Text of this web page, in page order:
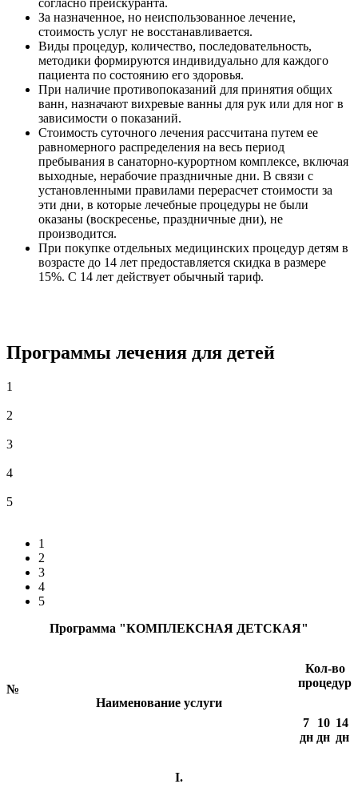
согласно прейскуранта.
За назначенное, но неиспользованное лечение,
стоимость услуг не восстанавливается.
Виды процедур, количество, последовательность,
методики формируются индивидуально для каждого
пациента по состоянию его здоровья.
При наличие противопоказаний для принятия общих
ванн, назначают вихревые ванны для рук или для ног в
зависимости о показаний.
Стоимость суточного лечения рассчитана путем ее
равномерного распределения на весь период
пребывания в санаторно-курортном комплексе, включая
выходные, нерабочие праздничные дни. В связи с
установленными правилами перерасчет стоимости за
эти дни, в которые лечебные процедуры не были
оказаны (воскресенье, праздничные дни), не
производится.
При покупке отдельных медицинских процедур детям в
возрасте до 14 лет предоставляется скидка в размере
15%. С 14 лет действует обычный тариф.
Программы лечения для детей
1
2
3
4
5
1
2
3
4
5
Программа "КОМПЛЕКСНАЯ ДЕТСКАЯ"
№
Наименование услуги
Кол-во
процедур
7
дн
10
дн
14
дн
I.